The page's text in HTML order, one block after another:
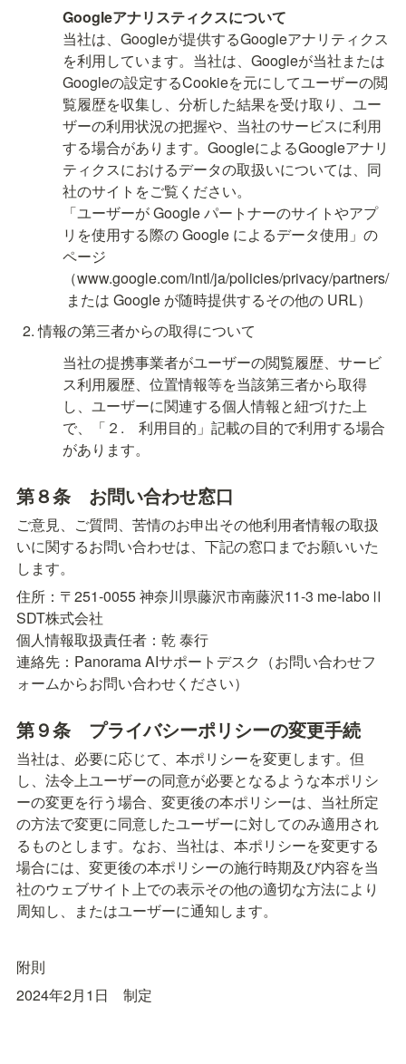
当社は、Googleが提供するGoogleアナリティクス
を利用しています。当社は、Googleが当社または
Googleの設定するCookieを元にしてユーザーの閲
覧履歴を収集し、分析した結果を受け取り、ユー
ザーの利用状況の把握や、当社のサービスに利用
する場合があります。GoogleによるGoogleアナリ
ティクスにおけるデータの取扱いについては、同
社のサイトをご覧ください。
「ユーザーが Google パートナーのサイトやアプ
リを使用する際の Google によるデータ使用」の
ページ
（www.google.com/intl/ja/policies/privacy/partners/
または Google が随時提供するその他の URL）
情報の第三者からの取得について
当社の提携事業者がユーザーの閲覧履歴、サービ
ス利用履歴、位置情報等を当該第三者から取得
し、ユーザーに関連する個人情報と紐づけた上
で、「２.　利用目的」記載の目的で利用する場合
があります。
第８条 お問い合わせ窓口
ご意見、ご質問、苦情のお申出その他利用者情報の取扱
いに関するお問い合わせは、下記の窓口までお願いいた
します。
住所：〒251-0055 神奈川県藤沢市南藤沢11-3 me-laboⅡ
SDT株式会社
個人情報取扱責任者：乾 泰行
連絡先：Panorama AIサポートデスク（お問い合わせフ
ォームからお問い合わせください）
第９条 プライバシーポリシーの変更手続
当社は、必要に応じて、本ポリシーを変更します。但
し、法令上ユーザーの同意が必要となるような本ポリシ
ーの変更を行う場合、変更後の本ポリシーは、当社所定
の方法で変更に同意したユーザーに対してのみ適用され
るものとします。なお、当社は、本ポリシーを変更する
場合には、変更後の本ポリシーの施行時期及び内容を当
社のウェブサイト上での表示その他の適切な方法により
周知し、またはユーザーに通知します。
附則
2024年2月1日　制定